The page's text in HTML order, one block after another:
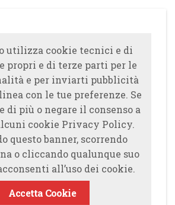
utilizza cookie tecnici e di
propri e di terze parti per le
e per inviarti pubblicità
con le tue preferenze. Se
di più o negare il consenso a
cookie Privacy Policy.
questo banner, scorrendo
o cliccando qualunque suo
all’uso dei cookie.
Accetta Cookie